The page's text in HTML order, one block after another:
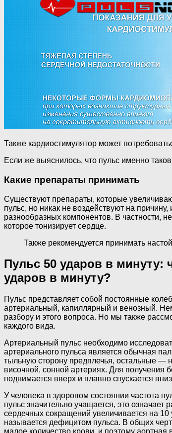
Также кардиостимулятор может
Если же выяснилось, что пульс именно
Какие препараты принимать
Существуют препараты, которые
пульс, но никак не воздействуют на
разнообразных компонентов. В частности,
которое тонизирует сердце.
Также рекомендуется принимать
Пульс 50 ударов в минуту:
ударов в минуту?
Пульс представляет собой постоянные
артериальный, капиллярный и венозный.
разбору и этого вопроса. Но мы также
каждого вида.
Артериальный пульс необходимо
артериального пульса является обычная
тыльную сторону предплечья, остальные —
височной, сонной артериях. Для получения
поднимается вверх и плавно спускается
У человека в здоровом состоянии частота
пульс значительно учащается, это
сердечных сокращений увеличивается на
называется дефицитом пульса. В общих